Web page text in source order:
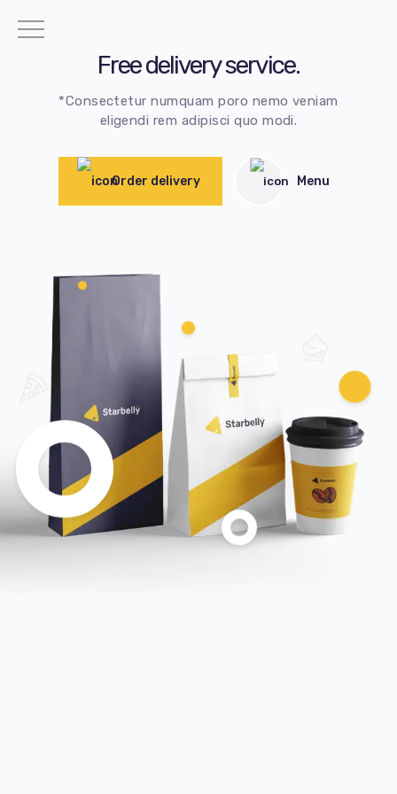
Free delivery service.
*Consectetur numquam poro nemo veniam
eligendi rem adipisci quo modi.
Order delivery Menu